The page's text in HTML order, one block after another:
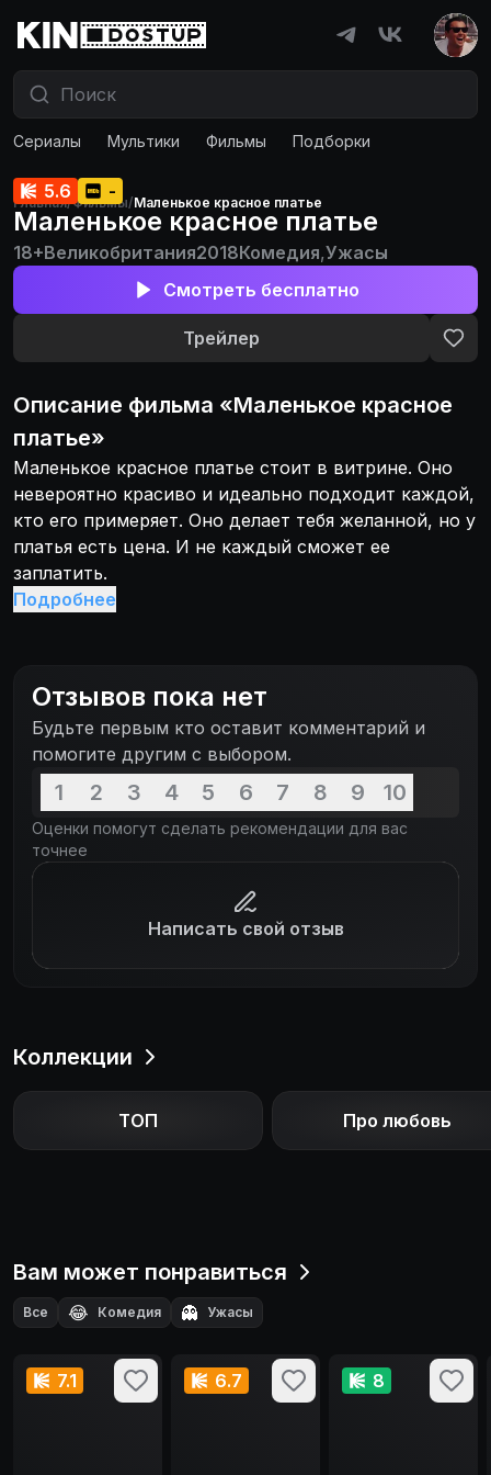
Сериалы Мультики Фильмы Подборки
Главная/Фильмы/Маленькое красное платье
5.6 -
Маленькое красное платье
18+Великобритания2018Комедия,Ужасы
Смотреть бесплатно
Трейлер
Описание фильма «Маленькое красное
платье»
Маленькое красное платье стоит в витрине. Оно
невероятно красиво и идеально подходит каждой,
кто его примеряет. Оно делает тебя желанной, но у
платья есть цена. И не каждый сможет ее
заплатить.
Подробнее
Отзывов пока нет
Будьте первым кто оставит комментарий и
помогите другим с выбором.
1 2 3 4 5 6 7 8 9 10
Оценки помогут сделать рекомендации для вас
точнее
Написать свой отзыв
Коллекции
ТОП Про любовь
Вам может понравиться
Все 😂 Комедия 👻 Ужасы
7.1 6.7 8